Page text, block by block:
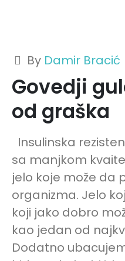
By Damir Bracić
Govedji
od graška
Insulinska
sa manjkom
jelo koje može da
organizma. Jelo
koji jako dobro
kao jedan od
Dodatno